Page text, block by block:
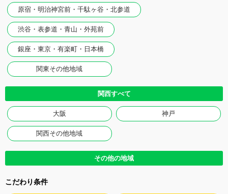
原宿・明治神宮前・千駄ヶ谷・北参道
渋谷・表参道・青山・外苑前
銀座・東京・有楽町・日本橋
関東その他地域
関西すべて
大阪 神戸
関西その他地域
その他の地域
こだわり条件